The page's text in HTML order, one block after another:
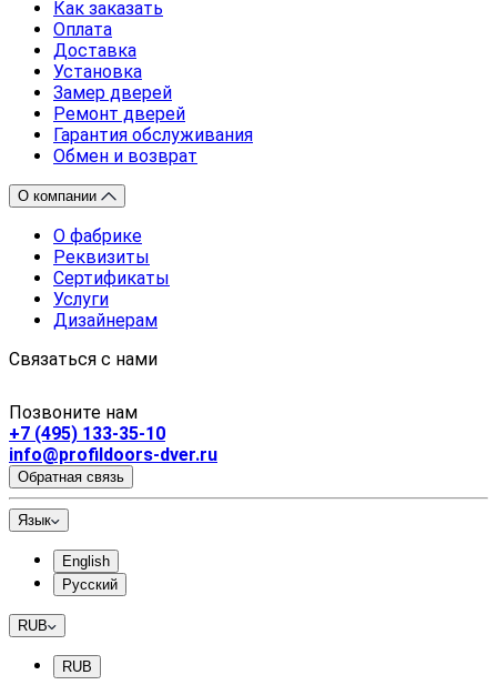
Как заказать
Оплата
Доставка
Установка
Замер дверей
Ремонт дверей
Гарантия обслуживания
Обмен и возврат
О компании
О фабрике
Реквизиты
Сертификаты
Услуги
Дизайнерам
Связаться с нами
Позвоните нам
+7 (495) 133-35-10
info@profildoors-dver.ru
Обратная связь
Язык
English
Русский
RUB
RUB